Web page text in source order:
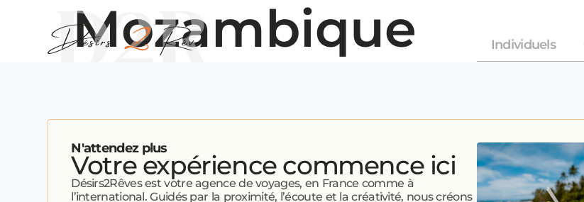
Individuels
Mozambique
N'attendez plus
Votre expérience commence ici
Désirs2Rêves est votre agence de voyages, en France comme à
l’international. Guidés par la proximité, l’écoute et la créativité, nous créons